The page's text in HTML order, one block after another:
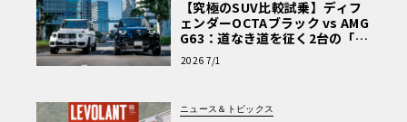
【究極のSUV比較試乗】ディフ
ェンダーOCTAブラック vs AMG
G63：道なき道を征く2台の「対
極的アプローチ」
2026 7/1
ニュース＆トピックス